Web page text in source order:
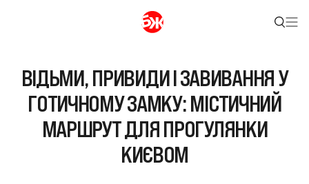
ВІДЬМИ, ПРИВИДИ І ЗАВИВАННЯ У
ГОТИЧНОМУ ЗАМКУ: МІСТИЧНИЙ
МАРШРУТ ДЛЯ ПРОГУЛЯНКИ
КИЄВОМ